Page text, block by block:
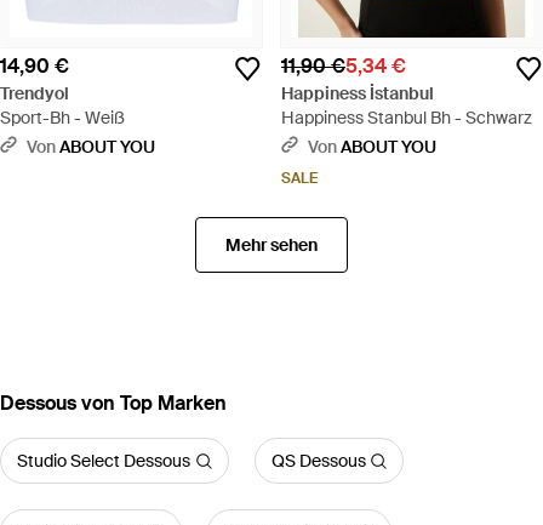
14,90 €
Trendyol
Sport-Bh - Weiß
VonABOUT YOU
11,90 €5,34 €
Happiness İstanbul
Happiness Stanbul Bh - Schwarz
VonABOUT YOU
SALE
Mehr sehen
Dessous von Top Marken
Studio Select Dessous QS Dessous